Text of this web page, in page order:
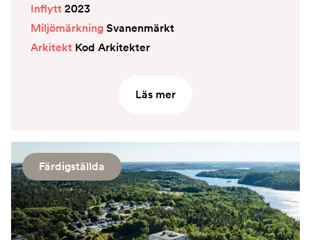
Inflytt2023
MiljömärkningSvanenmärkt
Arkitekt Kod Arkitekter
Läs mer
Färdigställda